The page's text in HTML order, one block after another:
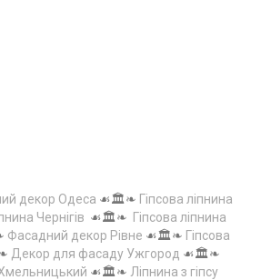
декор Одеса ☙🏛️❧ Гіпсова ліпнина
Чернігів ☙🏛️❧ Гіпсова ліпнина
Фасадний декор Рівне ☙🏛️❧ Гіпсова
Декор для фасаду Ужгород ☙🏛️❧
☙🏛️❧ Ліпнина з гіпсу